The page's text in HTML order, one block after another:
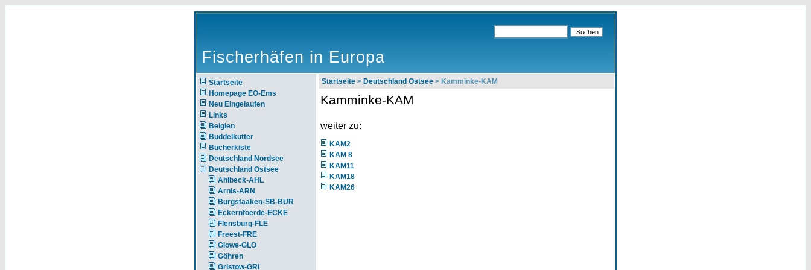
Fischerhäfen in Europa
Startseite
Homepage EO-Ems
Neu Eingelaufen
Links
Belgien
Buddelkutter
Bücherkiste
Deutschland Nordsee
Deutschland Ostsee
Ahlbeck-AHL
Arnis-ARN
Burgstaaken-SB-BUR
Eckernfoerde-ECKE
Flensburg-FLE
Freest-FRE
Glowe-GLO
Göhren
Gristow-GRI
Startseite > Deutschland Ostsee > Kamminke-KAM
Kamminke-KAM
weiter zu:
KAM2
KAM 8
KAM11
KAM18
KAM26